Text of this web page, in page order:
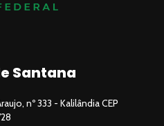
Santana
nº 333 - Kalilândia CEP